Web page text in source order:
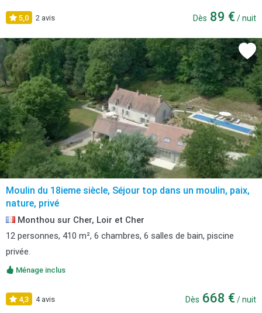
5,0 2 avis Dès 89 € / nuit
Moulin du 18ieme siècle, Séjour top dans un moulin, paix,
nature, privé
Monthou sur Cher, Loir et Cher
12 personnes, 410 m², 6 chambres, 6 salles de bain, piscine
privée.
Ménage inclus
4,3 4 avis Dès 668 € / nuit